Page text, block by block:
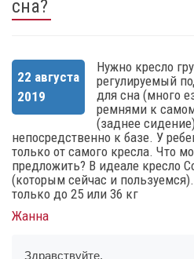
сна?
22 августа
2019
Нужно кресло
регулируемый
для сна (много
ремнями к
(заднее
непосредственно к базе. У
только от самого кресла. Что
предложить? В идеале кресло
(которым сейчас и
только до 25 или 36 кг
Жанна
Здравствуйте.